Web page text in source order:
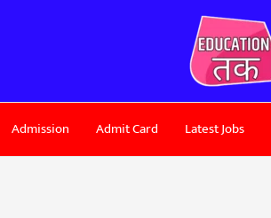
Admission Admit Card Latest Jobs